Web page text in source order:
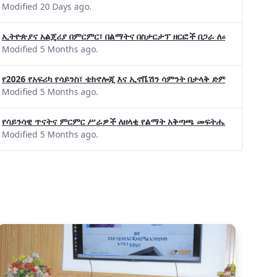
Modified 20 Days ago.
ኢትዮጵያና አልጄሪያ በምርምር፣ በልማትና በስታርታፕ ዘርፎች በጋራ ለመስራት መከሩ፡፡
Modified 5 Months ago.
የ2026 የአፍሪካ የሳይንስ፣ ቴክኖሎጂ እና ኢኖቬሽን ሳምንት በታላቅ ድምቀት
Modified 5 Months ago.
የሳይንሳዊ ጥናትና ምርምር ሥራዎች ለዘላቂ የልማት አቅጣጫ መፍትሔ ጠቋሚ
Modified 5 Months ago.